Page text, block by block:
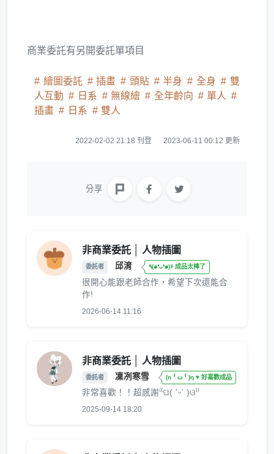
商業委託有另開委託單項目
繪圖委託 插畫 頭貼 半身 全身
雙
人互動
日系 無線繪 全年齡向
單人
插畫
日系 雙人
2022-02-02 21:18 刊登 2023-06-11 00:12 更新
分享
非商業委託 │ 人物插圖
委託者 邱淯 ٩(๑❛ᴗ❛๑)۶ 成品太棒了
很開心能跟老師合作，希望下次還能合
作!
2026-06-14 11:16
非商業委託 │ 人物插圖
委託者 凜冽寒雪 (n╹ω╹)η ♥ 好喜歡成品
非常喜歡！！超感謝⁽⁠⁽⁠ଘ⁠(⁠ ⁠ˊ⁠ᵕ⁠ˋ⁠ ⁠)⁠ଓ⁠⁾⁠⁾
2025-09-14 18:20